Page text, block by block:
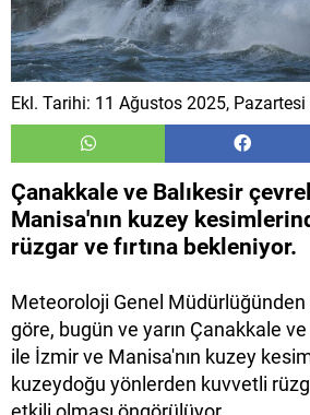
Ekl. Tarihi: 11 Ağustos 2025,
Çanakkale ve Balıkesir
Manisa'nın kuzey
rüzgar ve fırtına bekleniyor.
Meteoroloji Genel Müdürlüğünden
göre, bugün ve yarın Çanakkale
ile İzmir ve Manisa'nın kuzey
kuzeydoğu yönlerden kuvvetli